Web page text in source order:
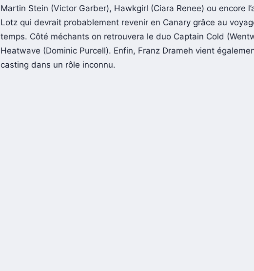
Martin Stein (Victor Garber), Hawkgirl (Ciara Renee) ou encore
Lotz qui devrait probablement revenir en Canary grâce au
temps. Côté méchants on retrouvera le duo Captain Cold
Heatwave (Dominic Purcell). Enfin, Franz Drameh vient
casting dans un rôle inconnu.